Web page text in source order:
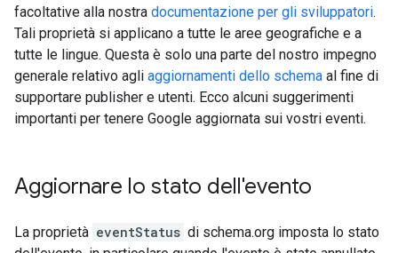
facoltative alla nostra documentazione per gli sviluppatori.
Tali proprietà si applicano a tutte le aree geografiche e a
tutte le lingue. Questa è solo una parte del nostro impegno
generale relativo agli aggiornamenti dello schema al fine di
supportare publisher e utenti. Ecco alcuni suggerimenti
importanti per tenere Google aggiornata sui vostri eventi.
Aggiornare lo stato dell'evento
La proprietà eventStatus di schema.org imposta lo stato